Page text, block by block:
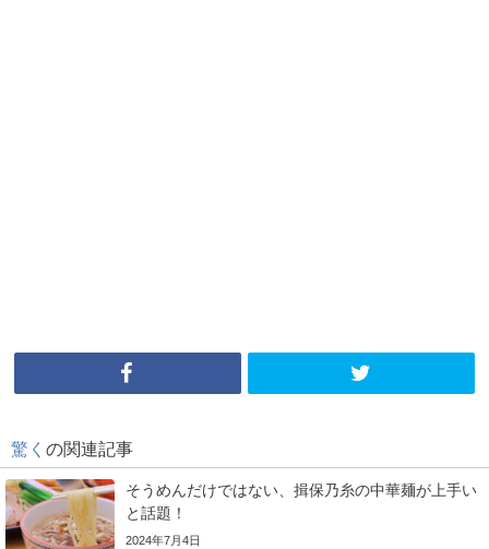
驚く の関連記事
そうめんだけではない、揖保乃糸の中華麺が上手い
と話題！
2024年7月4日